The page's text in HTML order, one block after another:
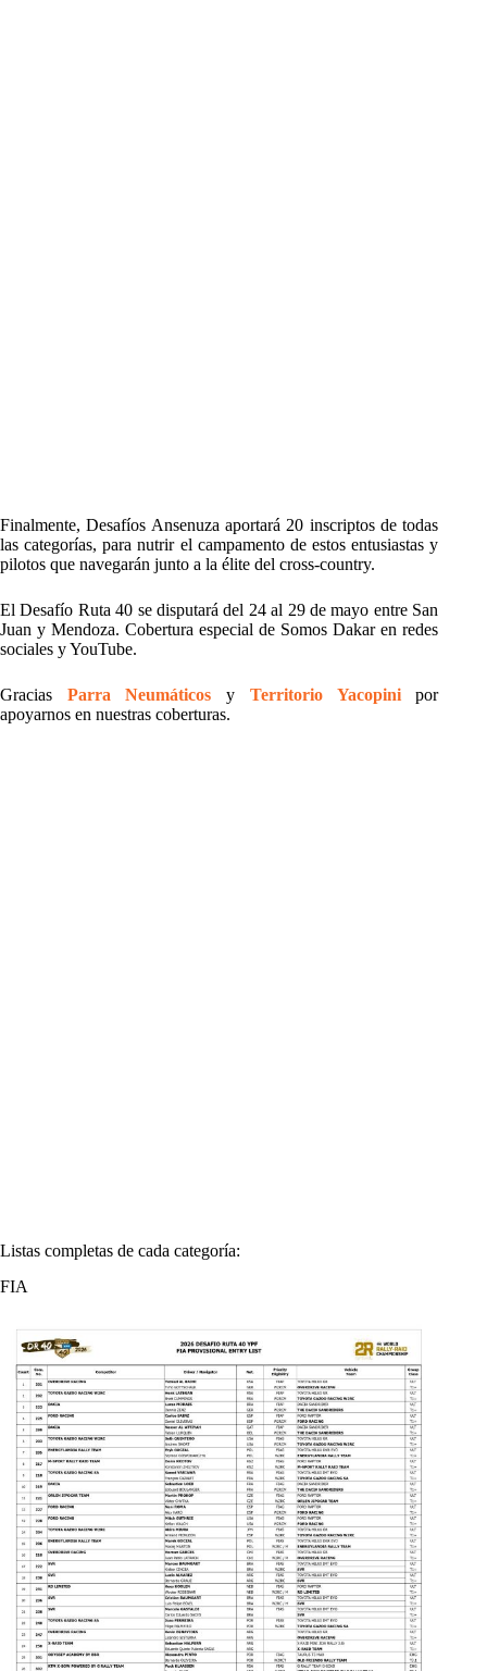
Finalmente, Desafíos Ansenuza aportará 20 inscriptos de todas
las categorías, para nutrir el campamento de estos entusiastas y
pilotos que navegarán junto a la élite del cross-country.
El Desafío Ruta 40 se disputará del 24 al 29 de mayo entre San
Juan y Mendoza. Cobertura especial de Somos Dakar en redes
sociales y YouTube.
Gracias Parra Neumáticos y Territorio Yacopinipor
apoyarnos en nuestras coberturas.
Listas completas de cada categoría:
FIA